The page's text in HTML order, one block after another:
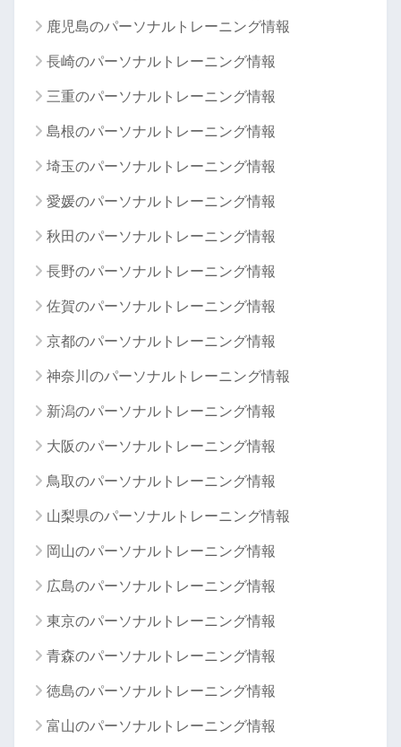
鹿児島のパーソナルトレーニング情報
長崎のパーソナルトレーニング情報
三重のパーソナルトレーニング情報
島根のパーソナルトレーニング情報
埼玉のパーソナルトレーニング情報
愛媛のパーソナルトレーニング情報
秋田のパーソナルトレーニング情報
長野のパーソナルトレーニング情報
佐賀のパーソナルトレーニング情報
京都のパーソナルトレーニング情報
神奈川のパーソナルトレーニング情報
新潟のパーソナルトレーニング情報
大阪のパーソナルトレーニング情報
鳥取のパーソナルトレーニング情報
山梨県のパーソナルトレーニング情報
岡山のパーソナルトレーニング情報
広島のパーソナルトレーニング情報
東京のパーソナルトレーニング情報
青森のパーソナルトレーニング情報
徳島のパーソナルトレーニング情報
富山のパーソナルトレーニング情報